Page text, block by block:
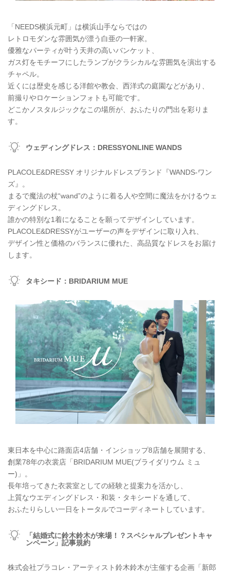
「NEEDS横浜元町」は横浜山手ならではの
レトロモダンな雰囲気が漂う白亜の一軒家。
優雅なパーティが叶う天井の高いバンケット、
ガス灯をモチーフにしたランプがクラシカルな雰囲気を演出する
チャペル。
近くには歴史を感じる洋館や教会、西洋式の庭園などがあり、
前撮りやロケーションフォトも可能です。
どこかノスタルジックなこの場所が、おふたりの門出を彩りま
す。
ウェディングドレス：DRESSYONLINE WANDS
PLACOLE&DRESSY オリジナルドレスブランド『WANDS-ワン
ズ』。
まるで魔法の杖“wand”のように着る人や空間に魔法をかけるウェ
ディングドレス。
誰かの特別な1着になることを願ってデザインしています。
PLACOLE&DRESSYがユーザーの声をデザインに取り入れ、
デザイン性と価格のバランスに優れた、高品質なドレスをお届け
します。
タキシード：BRIDARIUM MUE
東日本を中心に路面店4店舗・インショップ8店舗を展開する、
創業78年の衣裳店「BRIDARIUM MUE(ブライダリウム ミュ
ー)」。
長年培ってきた衣裳室としての経験と提案力を活かし、
上質なウエディングドレス・和装・タキシードを通して、
おふたりらしい一日をトータルでコーディネートしています。
「結婚式に鈴木鈴木が来場！？スペシャルプレゼントキャ
ンペーン」記事規約
株式会社プラコレ・アーティスト鈴木鈴木が主催する企画「新郎